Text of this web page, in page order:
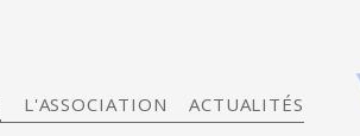
L'ASSOCIATION ACTUALITÉS